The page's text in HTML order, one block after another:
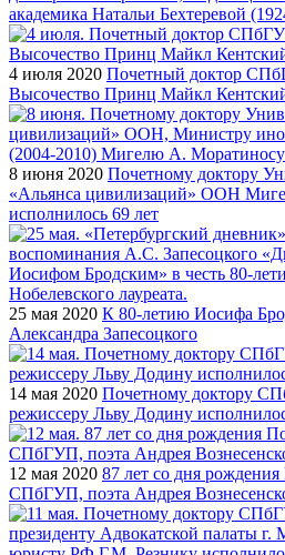
академика Натальи Бехтеревой
4 июля 2020 Почетный доктор
Высочество Принц Майкл
8 июня 2020 Почетному доктору
«Альянса цивилизаций» ООН
исполнилось 69 лет
25 мая 2020 К 80-летию Иосифа
Александра Запесоцкого
14 мая 2020 Почетному доктору
режиссеру Льву Додину
12 мая 2020 87 лет со дня
СПбГУП, поэта Андрея